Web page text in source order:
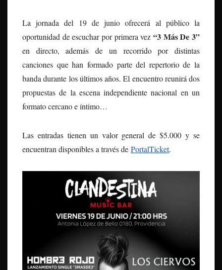
La jornada del 19 de junio ofrecerá al público la
oportunidad de escuchar por primera vez “3 Más De 3”
en directo, además de un recorrido por distintas
canciones que han formado parte del repertorio de la
banda durante los últimos años. El encuentro reunirá dos
propuestas de la escena independiente nacional en un
formato cercano e íntimo…
Las entradas tienen un valor general de $5.000 y se
encuentran disponibles a través de PortalTicket.